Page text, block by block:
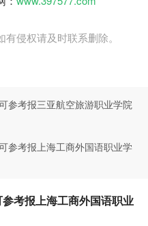
侵权请及时联系删除。
参考报三亚航空旅游职业学院
参考报上海工商外国语职业学
考报上海工商外国语职业